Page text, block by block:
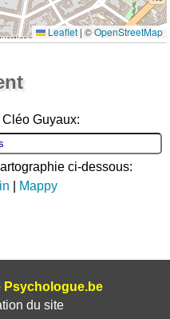
Leaflet | ©OpenStreetMap
Guyaux:
ci-dessous:
Mappy
Psychologue.be
du site